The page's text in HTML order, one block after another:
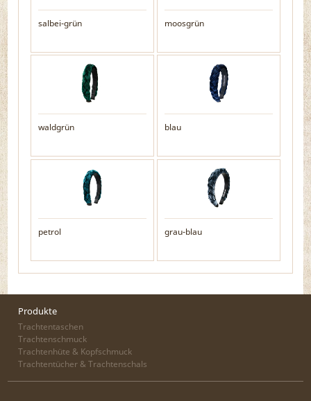
salbei-grün moosgrün
waldgrün blau
petrol grau-blau
Produkte
Trachtentaschen
Trachtenschmuck
Trachtenhüte & Kopfschmuck
Trachtentücher & Trachtenschals